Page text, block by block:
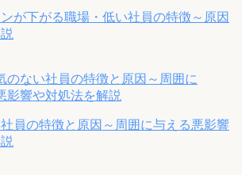
が下がる職場・低い社員の特徴～原因
員の特徴と原因～周囲に与える悪影響